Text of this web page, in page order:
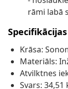
rāmi labā
Specifikācijas
Krāsa:
Materiāls:
Atvilktnes
Svars: 34,51